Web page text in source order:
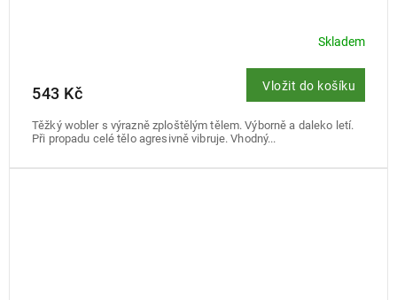
Skladem
543 Kč Vložit do košíku
Těžký wobler s výrazně zploštělým tělem. Výborně a daleko letí.
Při propadu celé tělo agresivně vibruje. Vhodný...